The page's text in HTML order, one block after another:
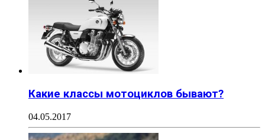
Какие классы мотоциклов бывают?
04.05.2017